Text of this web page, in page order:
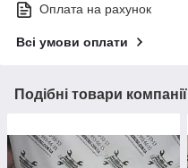
Оплата на рахунок
Всі умови оплати
Подібні товари компанії